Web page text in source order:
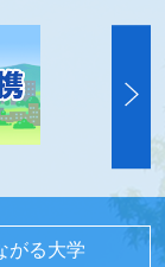
がる大学